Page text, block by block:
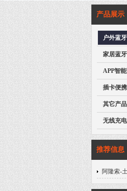
产品展示
户外蓝
家居蓝
APP智
插卡便
其它产品
无线充
推荐信息
阿隆索-